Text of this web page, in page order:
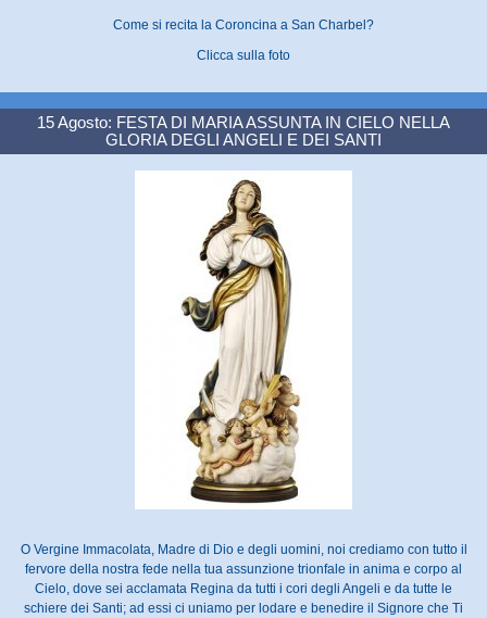
Come si recita la Coroncina a San Charbel?
Clicca sulla foto
15 Agosto: FESTA DI MARIA ASSUNTA IN CIELO NELLA
GLORIA DEGLI ANGELI E DEI SANTI
O Vergine Immacolata, Madre di Dio e degli uomini, noi crediamo con tutto il
fervore della nostra fede nella tua assunzione trionfale in anima e corpo al
Cielo, dove sei acclamata Regina da tutti i cori degli Angeli e da tutte le
schiere dei Santi; ad essi ci uniamo per lodare e benedire il Signore che Ti